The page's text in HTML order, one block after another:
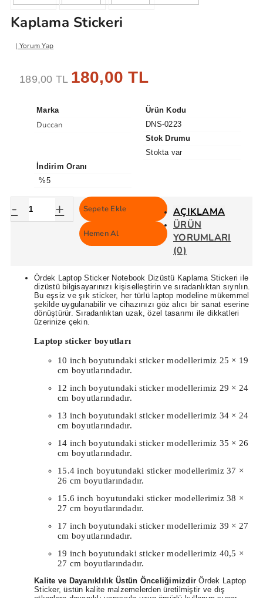
Kaplama Stickeri
Yorum Yap
189,00 TL 180,00 TL
Marka
Duccan
Ürün Kodu
DNS-0223
Stok Drumu
Stokta var
İndirim Oranı
%5
- + Sepete Ekle
Hemen Al
AÇIKLAMA
ÜRÜN
YORUMLARI
(0)
Ördek Laptop Sticker Notebook Dizüstü Kaplama Stickeri ile
dizüstü bilgisayarınızı kişiselleştirin ve sıradanlıktan sıyrılın.
Bu eşsiz ve şık sticker, her türlü laptop modeline mükemmel
şekilde uygulanabilir ve cihazınızı göz alıcı bir sanat eserine
dönüştürür. Sıradanlıktan uzak, özel tasarımı ile dikkatleri
üzerinize çekin.
Laptop sticker boyutları
10 inch boyutundaki sticker modellerimiz 25 × 19
cm boyutlarındadır.
12 inch boyutundaki sticker modellerimiz 29 × 24
cm boyutlarındadır.
13 inch boyutundaki sticker modellerimiz 34 × 24
cm boyutlarındadır.
14 inch boyutundaki sticker modellerimiz 35 × 26
cm boyutlarındadır.
15.4 inch boyutundaki sticker modellerimiz 37 ×
26 cm boyutlarındadır.
15.6 inch boyutundaki sticker modellerimiz 38 ×
27 cm boyutlarındadır.
17 inch boyutundaki sticker modellerimiz 39 × 27
cm boyutlarındadır.
19 inch boyutundaki sticker modellerimiz 40,5 ×
27 cm boyutlarındadır.
Kalite ve Dayanıklılık Üstün Önceliğimizdir Ördek Laptop
Sticker, üstün kalite malzemelerden üretilmiştir ve dış